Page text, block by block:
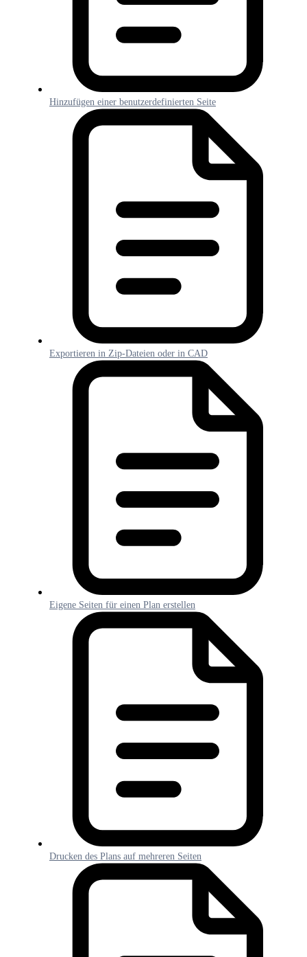
Hinzufügen einer benutzerdefinierten Seite
Exportieren in Zip-Dateien oder in CAD
Eigene Seiten für einen Plan erstellen
Drucken des Plans auf mehreren Seiten